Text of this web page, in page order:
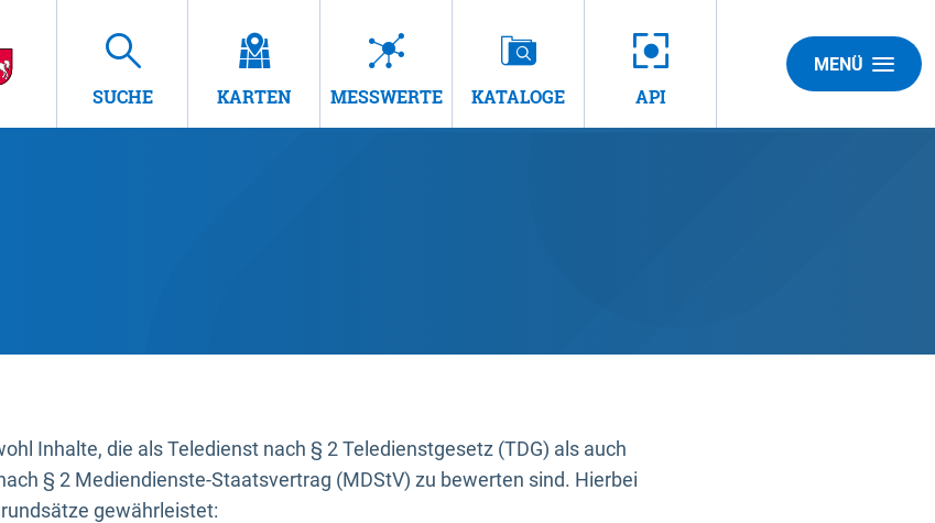
SUCHE KARTEN MESSWERTE KATALOGE API
MENÜ
Inhalte, die als Teledienst nach § 2 Teledienstgesetz (TDG) als auch
§ 2 Mediendienste-Staatsvertrag (MDStV) zu bewerten sind. Hierbei
gewährleistet: